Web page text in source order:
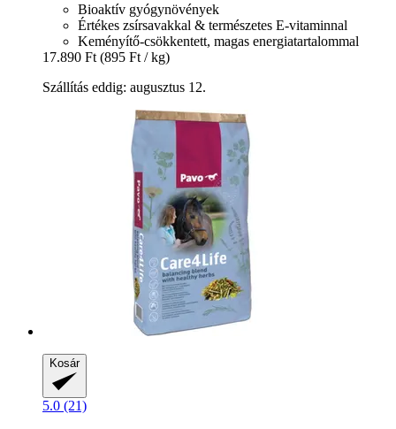
Bioaktív gyógynövények
Értékes zsírsavakkal & természetes E-vitaminnal
Keményítő-csökkentett, magas energiatartalommal
17.890 Ft (895 Ft / kg)
Szállítás eddig: augusztus 12.
Kosár
5.0 (21)